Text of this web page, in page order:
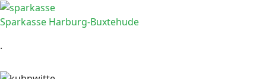
Sparkasse Harburg-Buxtehude
.